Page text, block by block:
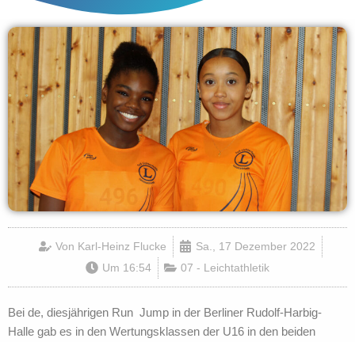
Von Karl-Heinz Flucke
Sa., 17 Dezember 2022
Um 16:54 07 - Leichtathletik
Bei de, diesjährigen Run Jump in der Berliner Rudolf-Harbig-
Halle gab es in den Wertungsklassen der U16 in den beiden